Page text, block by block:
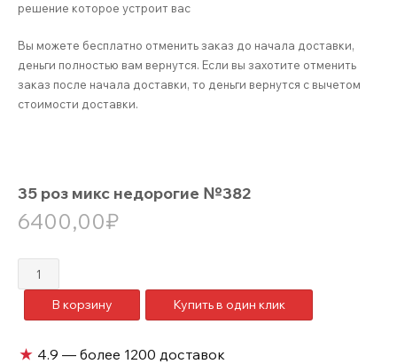
решение которое устроит вас
Вы можете бесплатно отменить заказ до начала доставки,
деньги полностью вам вернутся. Если вы захотите отменить
заказ после начала доставки, то деньги вернутся с вычетом
стоимости доставки.
35 роз микс недорогие №382
6400,00₽
Количество
товара
микс
В корзину Купить в один клик
★ 4.9 — более 1200 доставок